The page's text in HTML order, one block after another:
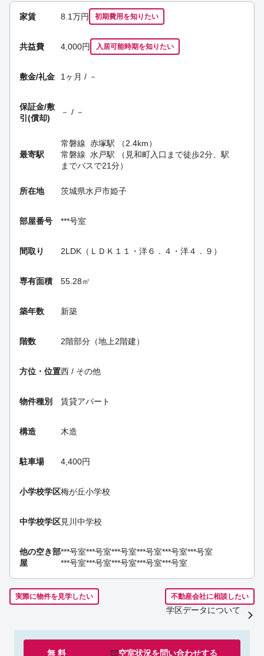
家賃 8.1万円 初期費用を知りたい
共益費 4,000円 入居可能時期を知りたい
敷金/礼金 1ヶ月 / －
保証金/敷
引(償却)
－ / －
最寄駅
常磐線 赤塚駅 （2.4km）
常磐線 水戸駅 （見和町入口まで徒歩2分、駅
までバスで21分）
所在地 茨城県水戸市姫子
部屋番号 ***号室
間取り 2LDK（ＬＤＫ１１・洋６．４・洋４．９）
専有面積 55.28㎡
築年数 新築
階数 2階部分（地上2階建）
方位・位置西 / その他
物件種別 賃貸アパート
構造 木造
駐車場 4,400円
小学校学区梅が丘小学校
中学校学区見川中学校
他の空き部
屋
***号室***号室***号室***号室***号室***号室
***号室***号室***号室***号室***号室
実際に物件を見学したい 不動産会社に相談したい
学区データについて
無 料 空室状況を問い合わせする